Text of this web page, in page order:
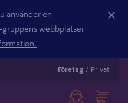
använder en
gruppens webbplatser
Företag / Privat